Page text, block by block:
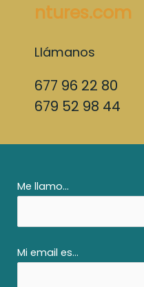
ntures.com
Llámanos
677 96 22 80
679 52 98 44
Me llamo...
Mi email es...